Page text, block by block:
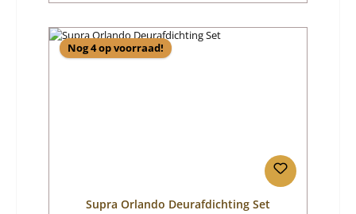
Nog 4 op voorraad!
Supra Orlando Deurafdichting Set